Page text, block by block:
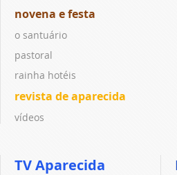
novena e festa
o santuário
pastoral
rainha hotéis
revista de aparecida
vídeos
TV Aparecida